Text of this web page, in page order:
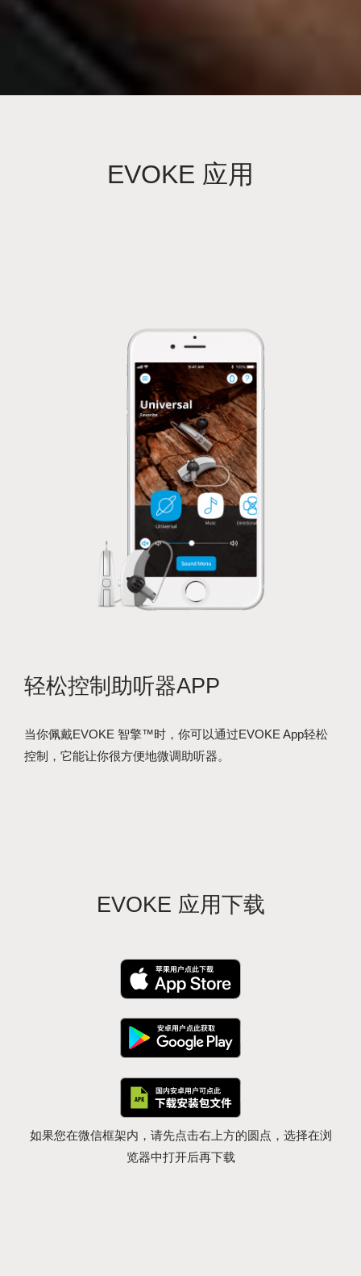
EVOKE 应用
轻松控制助听器APP
当你佩戴EVOKE 智擎™时，你可以通过EVOKE App轻松
控制，它能让你很方便地微调助听器。
EVOKE 应用下载
如果您在微信框架内，请先点击右上方的圆点，选择在浏
览器中打开后再下载